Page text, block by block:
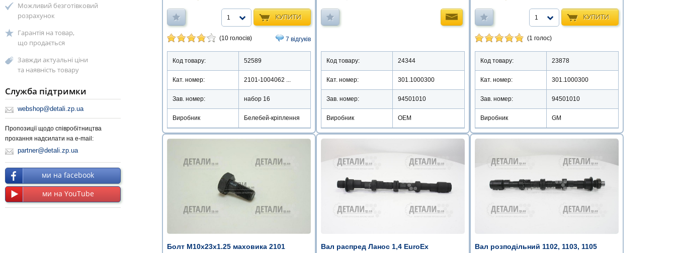
КУПИТИ
1
(10 голосів) 7 відгуків
Код товару: 52589
Кат. номер: 2101-1004062 ...
Зав. номер: набор 16
Виробник Белебей-кріплення
Код товару: 24344
Кат. номер: 301.1000300
Зав. номер: 94501010
Виробник OEM
КУПИТИ
1
(1 голос)
Код товару: 23878
Кат. номер: 301.1000300
Зав. номер: 94501010
Виробник GM
Болт М10х23х1.25 маховика 2101
Вал распред Ланос 1,4 EuroEx
Вал розподільний 1102, 1103, 1105
Можливий безготівковий
розрахунок
Гарантія на товар,
що продається
Завжди актуальні ціни
та наявність товару
Служба підтримки
webshop@detali.zp.ua
Пропозиції щодо співробітництва
прохання надсилати на e-mail:
partner@detali.zp.ua
ми на facebook
ми на YouTube